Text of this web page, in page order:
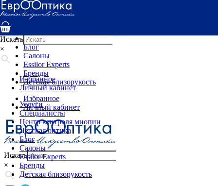
Услуги
Специалисты
Детская оптика
Блог
Салоны
Essilor Experts
Бренды
Детская близорукость
Избранное
Личный кабинет
Искать
×
Искать
×
Избранное
Личный кабинет
Услуги
Специалисты
Центр контроля миопии
Детская оптика
Блог
Салоны
Essilor Experts
Бренды
Детская близорукость